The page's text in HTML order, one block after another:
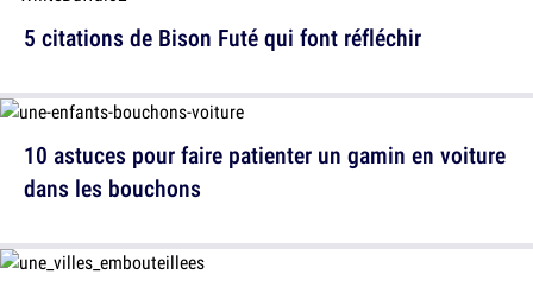
10 astuces pour faire patienter un gamin en voiture
dans les bouchons
5 citations de Bison Futé qui font réfléchir